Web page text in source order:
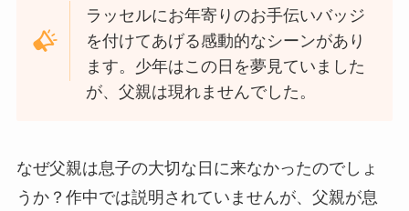
ラッセルにお年寄りのお手伝いバッジ
を付けてあげる感動的なシーンがあり
ます。少年はこの日を夢見ていました
が、父親は現れませんでした。
なぜ父親は息子の大切な日に来なかったのでしょ
うか？作中では説明されていませんが、父親が息